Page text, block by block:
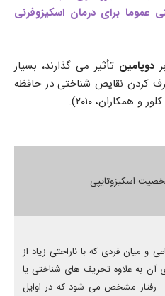
برای درمان اسکیزوفرنی
دوپامین تأثیر می گذارند، بسیار
کردن نقایص شناختی در حافظه
همکاران، ۲۰۱۰).
و میان فردی که با ناراحتی زیاد از
آن به علاوہ تحریف های شناختی یا
مشخص می شود که در اوایل